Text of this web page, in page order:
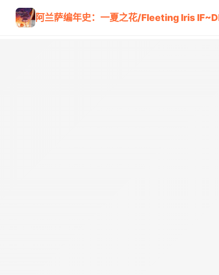
阿兰萨编年史：一夏之花/Fleeting Iris